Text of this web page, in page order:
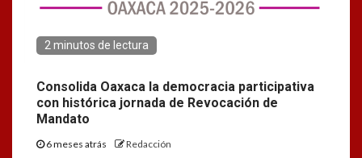
2 minutos de lectura
Consolida Oaxaca la democracia participativa
con histórica jornada de Revocación de
Mandato
6 meses atrás Redacción